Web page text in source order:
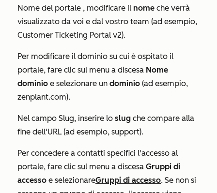
Nome del portale , modificare il nome che verrà
visualizzato da voi e dal vostro team (ad esempio,
Customer Ticketing Portal v2).
Per modificare il dominio su cui è ospitato il
portale, fare clic sul menu a discesa Nome
dominio e selezionare un dominio (ad esempio,
zenplant.com).
Nel campo Slug, inserire lo slug che compare alla
fine dell'URL (ad esempio, support).
Per concedere a contatti specifici l'accesso al
portale, fare clic sul menu a discesa Gruppi di
accesso e selezionareGruppi di accesso. Se non si